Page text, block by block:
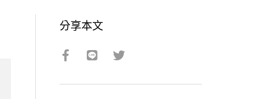
分享本文